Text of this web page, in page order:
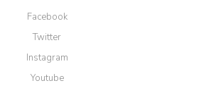
Facebook
Twitter
Instagram
Youtube